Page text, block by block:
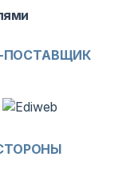
ПОСТАВЩИК